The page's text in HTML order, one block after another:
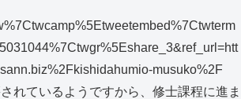
musuko%2F
れているようですから、修士課程に進ま